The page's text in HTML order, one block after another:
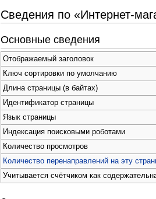
Сведения по «Интернет-
Основные сведения
Отображаемый заголовок
Ключ сортировки по умолчанию
Длина страницы (в байтах)
Идентификатор страницы
Язык страницы
Индексация поисковыми роботами
Количество просмотров
Количество перенаправлений на эту
Учитывается счётчиком как